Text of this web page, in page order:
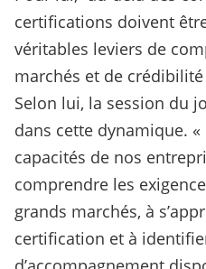
certifications doivent
véritables leviers de
marchés et de crédibilité
Selon lui, la session du
dans cette dynamique.
capacités de nos
comprendre les
grands marchés, à
certification et à